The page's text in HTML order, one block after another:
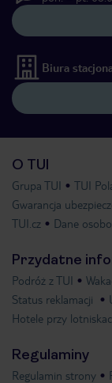
Biura
O TUI
Grupa TUI TUI
Gwarancja
TUI.cz
Dane
Przydatne
Podróż z TUI
Status reklamacji
Hotele przy
Regulaminy
Regulamin strony